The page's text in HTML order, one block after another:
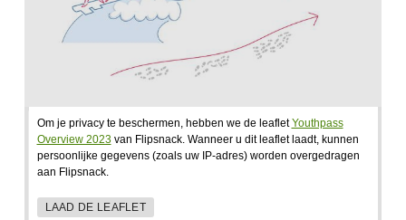
Om je privacy te beschermen, hebben we de leafletYouthpass
Overview 2023van Flipsnack. Wanneer u dit leaflet laadt, kunnen
persoonlijke gegevens (zoals uw IP-adres) worden overgedragen
aan Flipsnack.
LAAD DE LEAFLET